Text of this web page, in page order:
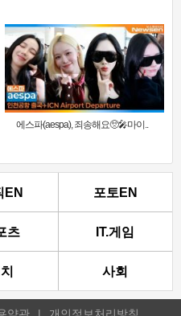
에스파(aespa), 죄송해요🥺🎤마이..
EN 포토EN
츠 IT.게임
사회